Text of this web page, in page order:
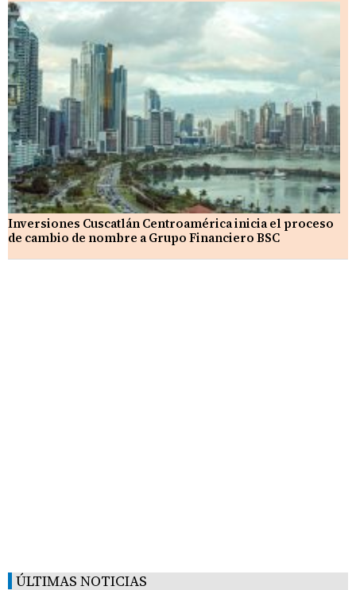
Inversiones Cuscatlán Centroamérica inicia el proceso
de cambio de nombre a Grupo Financiero BSC
ÚLTIMAS NOTICIAS